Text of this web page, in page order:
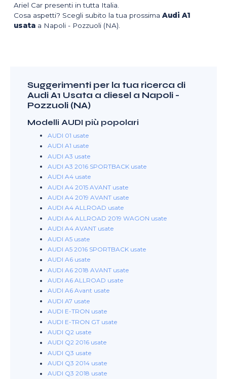
Ariel Car presenti in tutta Italia.
Cosa aspetti? Scegli subito la tua prossimaAudi A1
usata a Napoli - Pozzuoli (NA).
Suggerimenti per la tua ricerca di
Audi A1 Usata a diesel a Napoli -
Pozzuoli (NA)
Modelli AUDI più popolari
AUDI 01 usate
AUDI A1 usate
AUDI A3 usate
AUDI A3 2016 SPORTBACK usate
AUDI A4 usate
AUDI A4 2015 AVANT usate
AUDI A4 2019 AVANT usate
AUDI A4 ALLROAD usate
AUDI A4 ALLROAD 2019 WAGON usate
AUDI A4 AVANT usate
AUDI A5 usate
AUDI A5 2016 SPORTBACK usate
AUDI A6 usate
AUDI A6 2018 AVANT usate
AUDI A6 ALLROAD usate
AUDI A6 Avant usate
AUDI A7 usate
AUDI E-TRON usate
AUDI E-TRON GT usate
AUDI Q2 usate
AUDI Q2 2016 usate
AUDI Q3 usate
AUDI Q3 2014 usate
AUDI Q3 2018 usate